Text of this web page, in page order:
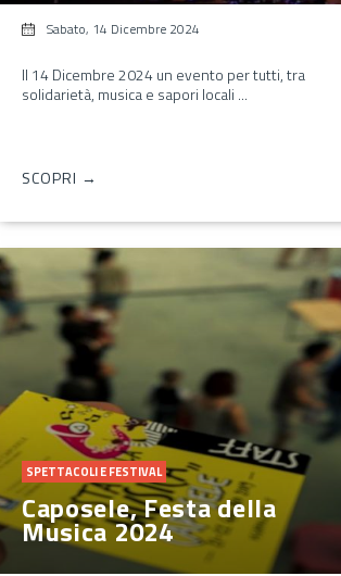
Sabato, 14 Dicembre 2024
Il 14 Dicembre 2024 un evento per tutti, tra
solidarietà, musica e sapori locali ...
SCOPRI →
SPETTACOLI E FESTIVAL
Caposele, Festa della
Musica 2024